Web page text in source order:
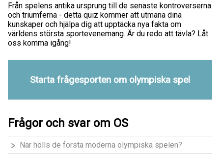
Från spelens antika ursprung till de senaste kontroverserna
och triumferna - detta quiz kommer att utmana dina
kunskaper och hjälpa dig att upptäcka nya fakta om
världens största sportevenemang. Är du redo att tävla? Låt
oss komma igång!
Starta frågesporten om olympiska spel
Frågor och svar om OS
När hölls de första moderna olympiska spelen?